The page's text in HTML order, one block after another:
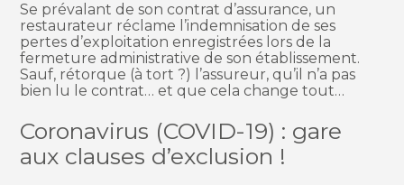
Se prévalant de son contrat d’assurance, un
restaurateur réclame l’indemnisation de ses
pertes d’exploitation enregistrées lors de la
fermeture administrative de son établissement.
Sauf, rétorque (à tort ?) l’assureur, qu’il n’a pas
bien lu le contrat… et que cela change tout…
Coronavirus (COVID-19) : gare
aux clauses d’exclusion !